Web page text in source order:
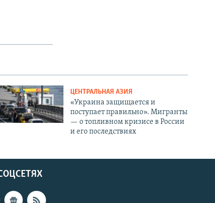
ЦЕНТРАЛЬНАЯ АЗИЯ
«Украина защищается и
поступает правильно». Мигранты
— о топливном кризисе в России
и его последствиях